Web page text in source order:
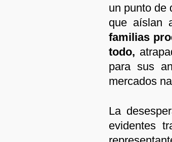
un punto de
que aíslan
familias
todo,
para sus
mercados
La
evidentes